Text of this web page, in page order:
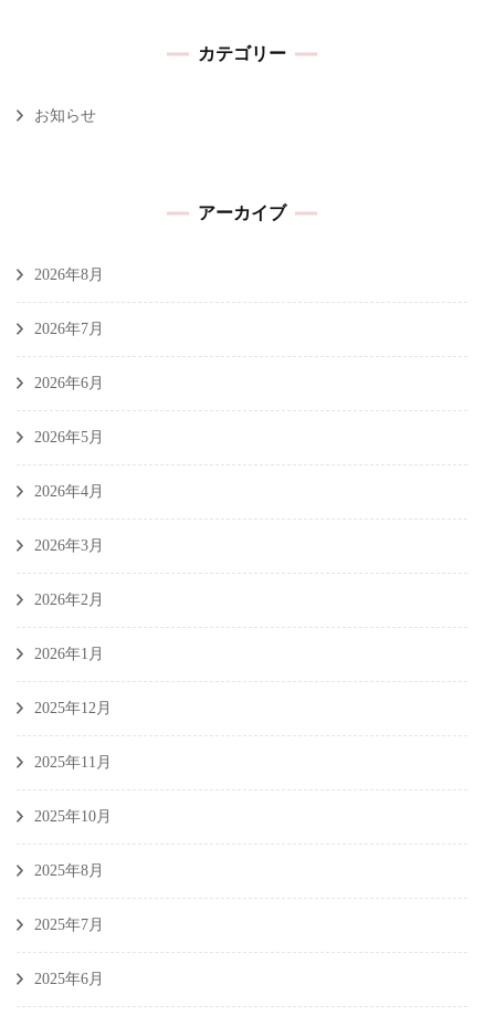
カテゴリー
お知らせ
アーカイブ
2026年8月
2026年7月
2026年6月
2026年5月
2026年4月
2026年3月
2026年2月
2026年1月
2025年12月
2025年11月
2025年10月
2025年8月
2025年7月
2025年6月